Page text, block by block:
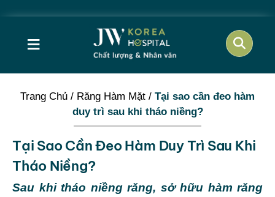
≡
Trang Chủ / Răng Hàm Mặt / Tại sao cần đeo hàm
duy trì sau khi tháo niềng?
Tại Sao Cần Đeo Hàm Duy Trì Sau Khi
Tháo Niềng?
Sau khi tháo niềng răng, sở hữu hàm răng